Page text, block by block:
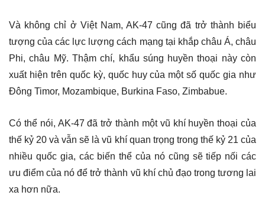
Và không chỉ ở Việt Nam, AK-47 cũng đã trở thành biểu
tượng của các lực lượng cách mạng tại khắp châu Á, châu
Phi, châu Mỹ. Thậm chí, khẩu súng huyền thoại này còn
xuất hiện trên quốc kỳ, quốc huy của một số quốc gia như
Đông Timor, Mozambique, Burkina Faso, Zimbabue.
Có thể nói, AK-47 đã trở thành một vũ khí huyền thoại của
thế kỷ 20 và vẫn sẽ là vũ khí quan trọng trong thế kỷ 21 của
nhiều quốc gia, các biến thể của nó cũng sẽ tiếp nối các
ưu điểm của nó để trở thành vũ khí chủ đạo trong tương lai
xa hơn nữa.